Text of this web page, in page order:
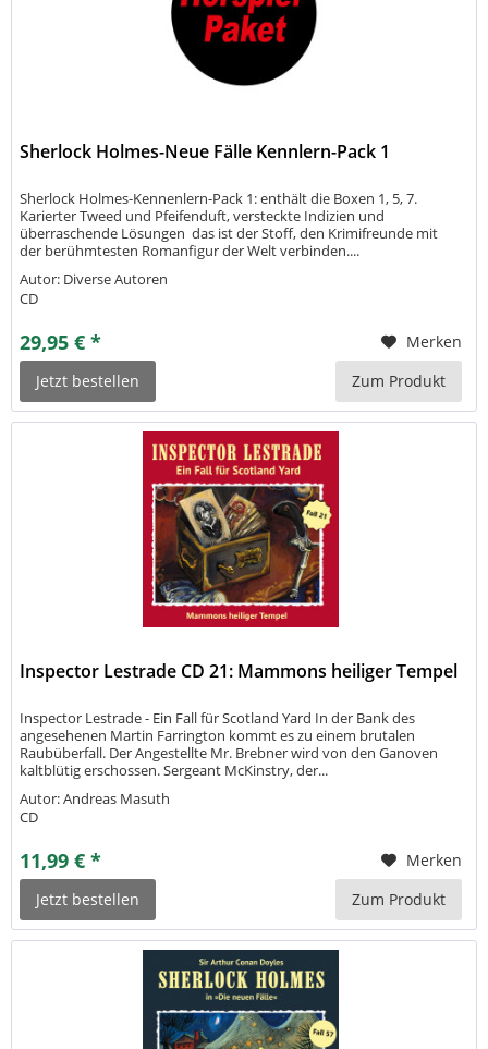
Sherlock Holmes-Neue Fälle Kennlern-Pack 1
Sherlock Holmes-Kennenlern-Pack 1: enthält die Boxen 1, 5, 7.
Karierter Tweed und Pfeifenduft, versteckte Indizien und
überraschende Lösungen  das ist der Stoff, den Krimifreunde mit
der berühmtesten Romanfigur der Welt verbinden....
Autor: Diverse Autoren
CD
29,95 € *
Merken
Jetzt bestellen
Zum Produkt
Inspector Lestrade CD 21: Mammons heiliger Tempel
Inspector Lestrade - Ein Fall für Scotland Yard In der Bank des
angesehenen Martin Farrington kommt es zu einem brutalen
Raubüberfall. Der Angestellte Mr. Brebner wird von den Ganoven
kaltblütig erschossen. Sergeant McKinstry, der...
Autor: Andreas Masuth
CD
11,99 € *
Merken
Jetzt bestellen
Zum Produkt